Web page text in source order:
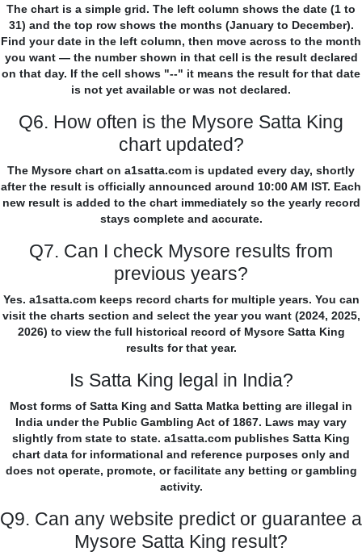
The chart is a simple grid. The left column shows the date (1 to
31) and the top row shows the months (January to December).
Find your date in the left column, then move across to the month
you want — the number shown in that cell is the result declared
on that day. If the cell shows "--" it means the result for that date
is not yet available or was not declared.
Q6. How often is the Mysore Satta King
chart updated?
The Mysore chart on a1satta.com is updated every day, shortly
after the result is officially announced around 10:00 AM IST. Each
new result is added to the chart immediately so the yearly record
stays complete and accurate.
Q7. Can I check Mysore results from
previous years?
Yes. a1satta.com keeps record charts for multiple years. You can
visit the charts section and select the year you want (2024, 2025,
2026) to view the full historical record of Mysore Satta King
results for that year.
Is Satta King legal in India?
Most forms of Satta King and Satta Matka betting are illegal in
India under the Public Gambling Act of 1867. Laws may vary
slightly from state to state. a1satta.com publishes Satta King
chart data for informational and reference purposes only and
does not operate, promote, or facilitate any betting or gambling
activity.
Q9. Can any website predict or guarantee a
Mysore Satta King result?